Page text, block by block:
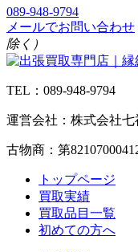
089-948-9794
メールでお問い合わせ
除く）
TEL：089-948-9794
運営会社：株式会社七
古物商：第
トップページ
買取実績
買取品目一覧
初めての方へ